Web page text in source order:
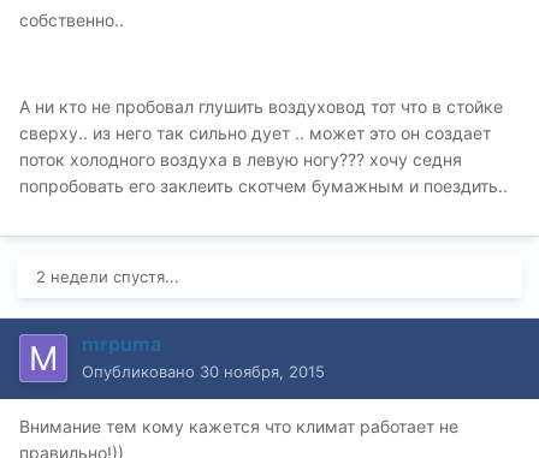
собственно..
А ни кто не пробовал глушить воздуховод тот что в стойке
сверху.. из него так сильно дует .. может это он создает
поток холодного воздуха в левую ногу??? хочу седня
попробовать его заклеить скотчем бумажным и поездить..
2 недели спустя...
mrpuma
Опубликовано 30 ноября, 2015
Внимание тем кому кажется что климат работает не
правильно!))